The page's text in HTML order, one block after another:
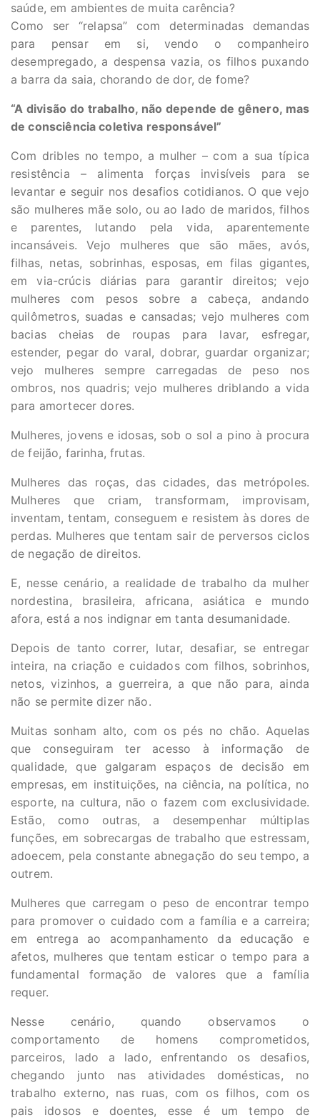
saúde, em ambientes de muita carência?
Como ser “relapsa” com determinadas demandas
para pensar em si, vendo o companheiro
desempregado, a despensa vazia, os filhos puxando
a barra da saia, chorando de dor, de fome?
“A divisão do trabalho, não depende de gênero, mas
de consciência coletiva responsável”
Com dribles no tempo, a mulher – com a sua típica
resistência – alimenta forças invisíveis para se
levantar e seguir nos desafios cotidianos. O que vejo
são mulheres mãe solo, ou ao lado de maridos, filhos
e parentes, lutando pela vida, aparentemente
incansáveis. Vejo mulheres que são mães, avós,
filhas, netas, sobrinhas, esposas, em filas gigantes,
em via-crúcis diárias para garantir direitos; vejo
mulheres com pesos sobre a cabeça, andando
quilômetros, suadas e cansadas; vejo mulheres com
bacias cheias de roupas para lavar, esfregar,
estender, pegar do varal, dobrar, guardar organizar;
vejo mulheres sempre carregadas de peso nos
ombros, nos quadris; vejo mulheres driblando a vida
para amortecer dores.
Mulheres, jovens e idosas, sob o sol a pino à procura
de feijão, farinha, frutas.
Mulheres das roças, das cidades, das metrópoles.
Mulheres que criam, transformam, improvisam,
inventam, tentam, conseguem e resistem às dores de
perdas. Mulheres que tentam sair de perversos ciclos
de negação de direitos.
E, nesse cenário, a realidade de trabalho da mulher
nordestina, brasileira, africana, asiática e mundo
afora, está a nos indignar em tanta desumanidade.
Depois de tanto correr, lutar, desafiar, se entregar
inteira, na criação e cuidados com filhos, sobrinhos,
netos, vizinhos, a guerreira, a que não para, ainda
não se permite dizer não.
Muitas sonham alto, com os pés no chão. Aquelas
que conseguiram ter acesso à informação de
qualidade, que galgaram espaços de decisão em
empresas, em instituições, na ciência, na política, no
esporte, na cultura, não o fazem com exclusividade.
Estão, como outras, a desempenhar múltiplas
funções, em sobrecargas de trabalho que estressam,
adoecem, pela constante abnegação do seu tempo, a
outrem.
Mulheres que carregam o peso de encontrar tempo
para promover o cuidado com a família e a carreira;
em entrega ao acompanhamento da educação e
afetos, mulheres que tentam esticar o tempo para a
fundamental formação de valores que a família
requer.
Nesse cenário, quando observamos o
comportamento de homens comprometidos,
parceiros, lado a lado, enfrentando os desafios,
chegando junto nas atividades domésticas, no
trabalho externo, nas ruas, com os filhos, com os
pais idosos e doentes, esse é um tempo de